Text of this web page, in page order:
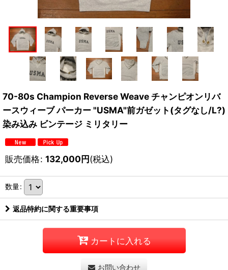
70-80s Champion Reverse Weave チャンピオンリバ
ースウィーブ パーカー "USMA"前ガゼット(タグなし/L?)
染み込み ビンテージ ミリタリー
販売価格: 132,000円(税込)
数量:
返品特約に関する重要事項
カートに入れる
お問い合わせ